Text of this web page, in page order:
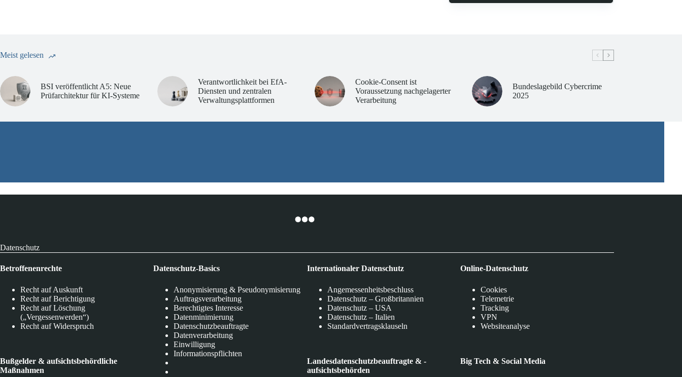
Meist gelesen
BSI veröffentlicht A5: Neue
Prüfarchitektur für KI-Systeme
Verantwortlichkeit bei EfA-
Diensten und zentralen
Verwaltungsplattformen
Cookie-Consent ist
Voraussetzung nachgelagerter
Verarbeitung
Bundeslagebild Cybercrime
2025
Datenschutz
Betroffenenrechte
Recht auf Auskunft
Recht auf Berichtigung
Recht auf Löschung
(„Vergessenwerden“)
Recht auf Widerspruch
Bußgelder & aufsichtsbehördliche
Maßnahmen
Datenschutz-Basics
Anonymisierung & Pseudonymisierung
Auftragsverarbeitung
Berechtigtes Interesse
Datenminimierung
Datenschutzbeauftragte
Datenverarbeitung
Einwilligung
Informationspflichten
Internationaler Datenschutz
Angemessenheitsbeschluss
Datenschutz – Großbritannien
Datenschutz – USA
Datenschutz – Italien
Standardvertragsklauseln
Landesdatenschutzbeauftragte & -
aufsichtsbehörden
Online-Datenschutz
Cookies
Telemetrie
Tracking
VPN
Websiteanalyse
Big Tech & Social Media